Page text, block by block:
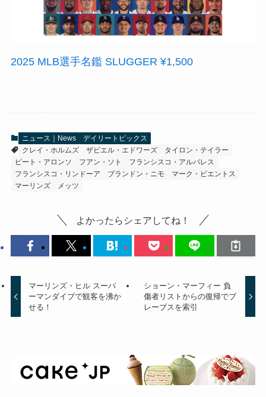
2025 MLB選手名鑑 SLUGGER ¥1,500
ニュース｜News
デイリートピックス
クレイ・ホルムズ
ザビエル・エドワーズ
タイロン・テイラー
ピート・アロンソ
フアン・ソト
フランシスコ・アルバレス
フランシスコ・リンドーア
ブランドン・ニモ
マーク・ビエントス
マーリンズ
メッツ
よかったらシェアしてね！
マーリンズ・ヒル スーパ
ーマンダイブで観客を沸か
せる！
ショーン・マーフィー 負
傷者リストからの復帰でブ
レーブスを索引